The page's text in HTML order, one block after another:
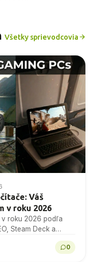
Všetky sprievodcovia
Váš
v roku 2026
roku 2026 podľa
Steam Deck a
0